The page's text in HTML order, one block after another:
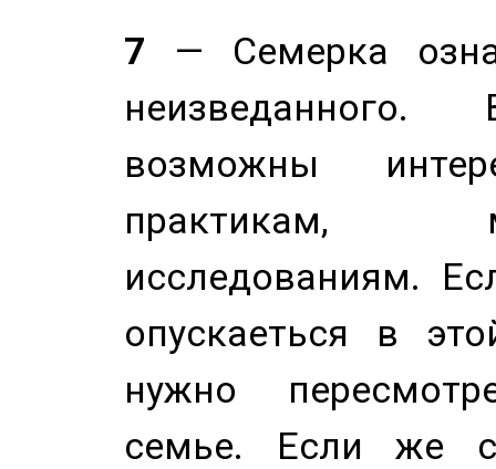
7 — Семерка
возможны
практикам,
исследованиям.
опускаеться в
нужно
семье. Если же